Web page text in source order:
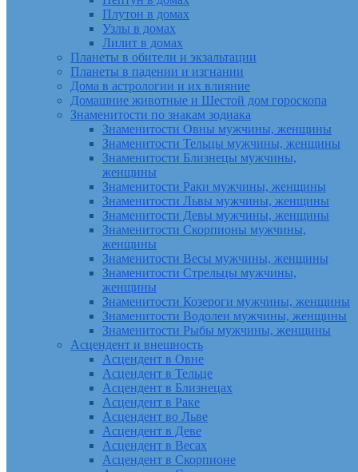
Плутон в домах
Узлы в домах
Лилит в домах
Планеты в обители и экзальтации
Планеты в падении и изгнании
Дома в астрологии и их влияние
Домашние животные и Шестой дом гороскопа
Знаменитости по знакам зодиака
Знаменитости Овны мужчины, женщины
Знаменитости Тельцы мужчины, женщины
Знаменитости Близнецы мужчины,
женщины
Знаменитости Раки мужчины, женщины
Знаменитости Львы мужчины, женщины
Знаменитости Девы мужчины, женщины
Знаменитости Скорпионы мужчины,
женщины
Знаменитости Весы мужчины, женщины
Знаменитости Стрельцы мужчины,
женщины
Знаменитости Козероги мужчины, женщины
Знаменитости Водолеи мужчины, женщины
Знаменитости Рыбы мужчины, женщины
Асцендент и внешность
Асцендент в Овне
Асцендент в Тельце
Асцендент в Близнецах
Асцендент в Раке
Асцендент во Льве
Асцендент в Деве
Асцендент в Весах
Асцендент в Скорпионе